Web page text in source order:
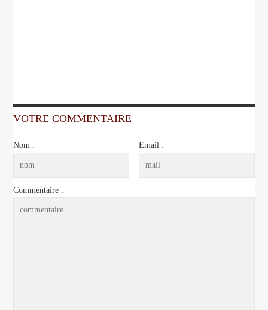
VOTRE COMMENTAIRE
Nom : Email :
Commentaire :